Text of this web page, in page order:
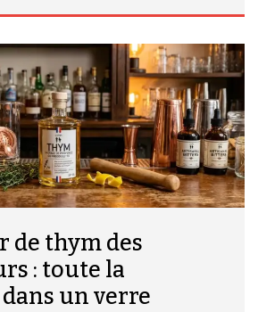
de thym des
: toute la
un verre